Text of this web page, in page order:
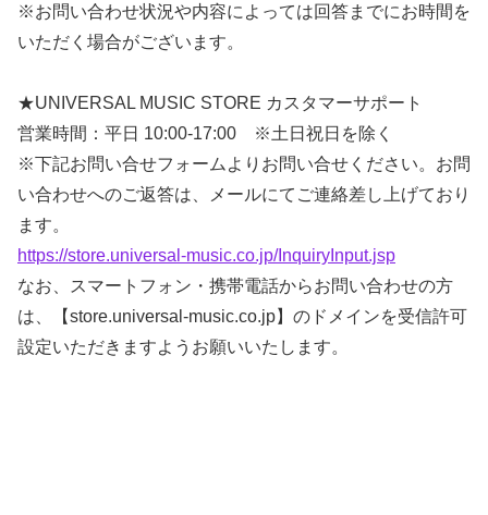
※お問い合わせ状況や内容によっては回答までにお時間を
いただく場合がございます。
★UNIVERSAL MUSIC STORE カスタマーサポート
営業時間：平日 10:00-17:00 ※土日祝日を除く
※下記お問い合せフォームよりお問い合せください。お問
い合わせへのご返答は、メールにてご連絡差し上げており
ます。
https://store.universal-music.co.jp/InquiryInput.jsp
なお、スマートフォン・携帯電話からお問い合わせの方
は、【store.universal-music.co.jp】のドメインを受信許可
設定いただきますようお願いいたします。